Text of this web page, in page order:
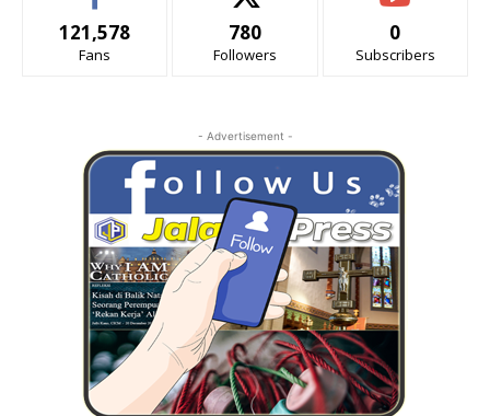
121,578
Fans
780
Followers
0
Subscribers
- Advertisement -